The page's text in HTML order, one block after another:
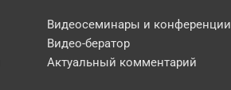
Видеосеминары и конференции
Видео-бератор
Актуальный комментарий